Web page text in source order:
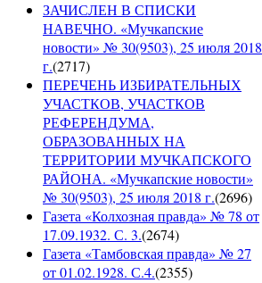
ЗАЧИСЛЕН В СПИСКИ
НАВЕЧНО. «Мучкапские
новости» № 30(9503), 25 июля 2018
г.(2717)
ПЕРЕЧЕНЬ ИЗБИРАТЕЛЬНЫХ
УЧАСТКОВ, УЧАСТКОВ
РЕФЕРЕНДУМА,
ОБРАЗОВАННЫХ НА
ТЕРРИТОРИИ МУЧКАПСКОГО
РАЙОНА. «Мучкапские новости»
№ 30(9503), 25 июля 2018 г.(2696)
Газета «Колхозная правда» № 78 от
17.09.1932. С. 3.(2674)
Газета «Тамбовская правда» № 27
от 01.02.1928. С.4.(2355)